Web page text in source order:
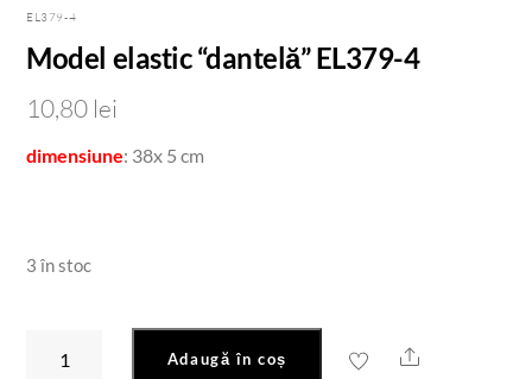
EL379-4
Model elastic “dantelă” EL379-4
10,80 lei
dimensiune: 38x 5 cm
3 în stoc
Adaugă în coș Share